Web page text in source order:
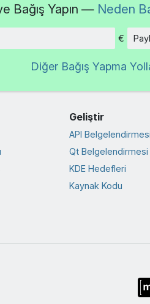
Bağış Yapın — Neden
€
Diğer Bağış Yapma
Geliştir
API Belgelendirmesi
Qt Belgelendirmesi
KDE Hedefleri
Kaynak Kodu